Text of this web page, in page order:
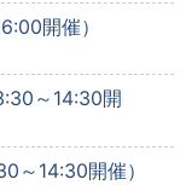
開催）
～14:30開
～14:30開催）